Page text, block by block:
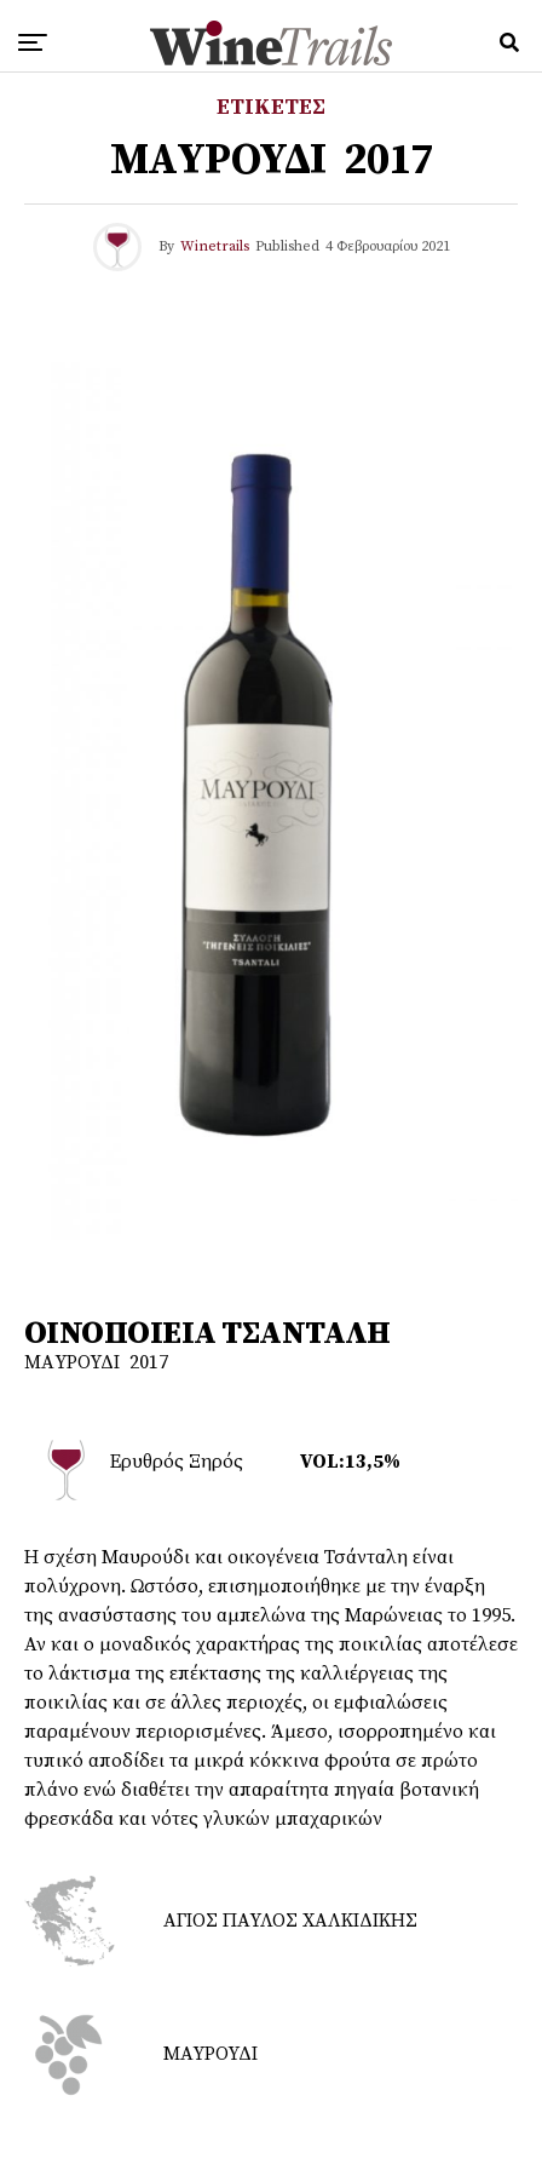
ΕΤΙΚΕΤΕΣ
MAΥΡΟΥΔΙ 2017
By Winetrails Published 4 Φεβρουαρίου 2021
ΟΙΝΟΠΟΙΕΙΑ ΤΣΑΝΤΑΛΗ
MAΥΡΟΥΔΙ 2017
Ερυθρός Ξηρός VOL:13,5%
Η σχέση Μαυρούδι και οικογένεια Τσάνταλη είναι
πολύχρονη. Ωστόσο, επισημοποιήθηκε με την έναρξη
της ανασύστασης του αμπελώνα της Μαρώνειας το 1995.
Αν και ο μοναδικός χαρακτήρας της ποικιλίας αποτέλεσε
το λάκτισμα της επέκτασης της καλλιέργειας της
ποικιλίας και σε άλλες περιοχές, οι εμφιαλώσεις
παραμένουν περιορισμένες. Άμεσο, ισορροπημένο και
τυπικό αποδίδει τα μικρά κόκκινα φρούτα σε πρώτο
πλάνο ενώ διαθέτει την απαραίτητα πηγαία βοτανική
φρεσκάδα και νότες γλυκών μπαχαρικών
AΓΙΟΣ ΠΑΥΛΟΣ ΧΑΛΚΙΔΙΚΗΣ
ΜΑΥΡΟΥΔΙ